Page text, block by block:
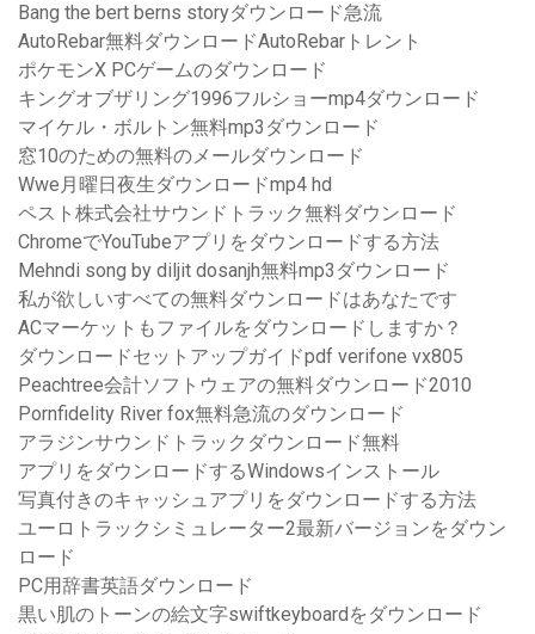
Bang the bert berns storyダウンロード急流
AutoRebar無料ダウンロードAutoRebarトレント
ポケモンX PCゲームのダウンロード
キングオブザリング1996フルショーmp4ダウンロード
マイケル・ボルトン無料mp3ダウンロード
窓10のための無料のメールダウンロード
Wwe月曜日夜生ダウンロードmp4 hd
ペスト株式会社サウンドトラック無料ダウンロード
ChromeでYouTubeアプリをダウンロードする方法
Mehndi song by diljit dosanjh無料mp3ダウンロード
私が欲しいすべての無料ダウンロードはあなたです
ACマーケットもファイルをダウンロードしますか？
ダウンロードセットアップガイドpdf verifone vx805
Peachtree会計ソフトウェアの無料ダウンロード2010
Pornfidelity River fox無料急流のダウンロード
アラジンサウンドトラックダウンロード無料
アプリをダウンロードするWindowsインストール
写真付きのキャッシュアプ​​リをダウンロードする方法
ユーロトラックシミュレーター2最新バージョンをダウン
ロード
PC用辞書英語ダウンロード
黒い肌のトーンの絵文字swiftkeyboardをダウンロード